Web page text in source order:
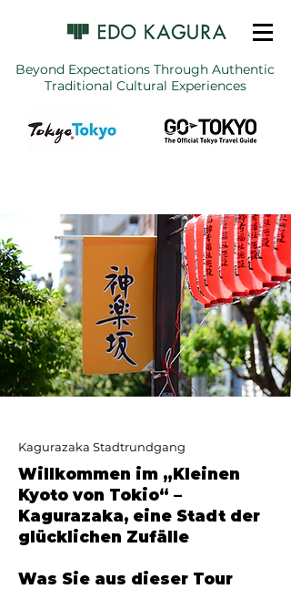
Beyond Expectations Through Authentic
Traditional Cultural Experiences
Kagurazaka Stadtrundgang
Willkommen im „Kleinen
Kyoto von Tokio“ –
Kagurazaka, eine Stadt der
glücklichen Zufälle
Was Sie aus dieser Tour